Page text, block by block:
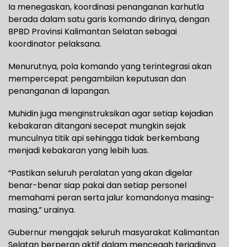
Ia menegaskan, koordinasi penanganan karhutla
berada dalam satu garis komando dirinya, dengan
BPBD Provinsi Kalimantan Selatan sebagai
koordinator pelaksana.
Menurutnya, pola komando yang terintegrasi akan
mempercepat pengambilan keputusan dan
penanganan di lapangan.
Muhidin juga menginstruksikan agar setiap kejadian
kebakaran ditangani secepat mungkin sejak
munculnya titik api sehingga tidak berkembang
menjadi kebakaran yang lebih luas.
“Pastikan seluruh peralatan yang akan digelar
benar-benar siap pakai dan setiap personel
memahami peran serta jalur komandonya masing-
masing,” urainya.
Gubernur mengajak seluruh masyarakat Kalimantan
Selatan berperan aktif dalam mencegah terjadinya